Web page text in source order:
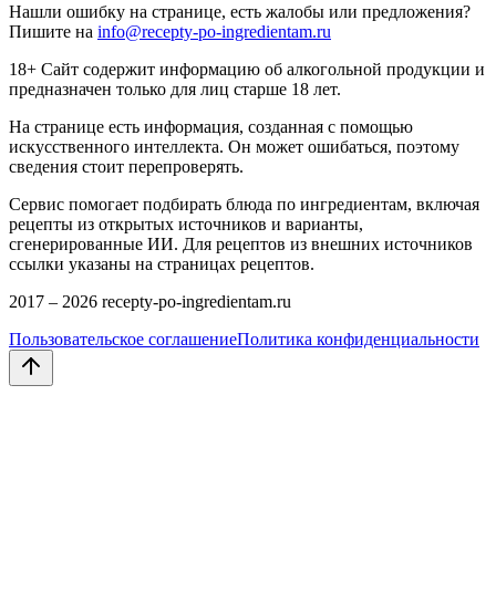
Нашли ошибку на странице, есть жалобы или предложения?
Пишите на info@recepty-po-ingredientam.ru
18+ Сайт содержит информацию об алкогольной продукции и
предназначен только для лиц старше 18 лет.
На странице есть информация, созданная с помощью
искусственного интеллекта. Он может ошибаться, поэтому
сведения стоит перепроверять.
Сервис помогает подбирать блюда по ингредиентам, включая
рецепты из открытых источников и варианты,
сгенерированные ИИ. Для рецептов из внешних источников
ссылки указаны на страницах рецептов.
2017 – 2026 recepty-po-ingredientam.ru
Пользовательское соглашениеПолитика конфиденциальности